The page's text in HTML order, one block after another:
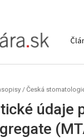
/ Česká
údaje